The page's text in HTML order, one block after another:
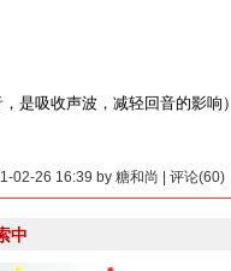
，是吸收声波，减轻回音的影响）
02-26 16:39 by 糖和尚 | 评论(60)
中